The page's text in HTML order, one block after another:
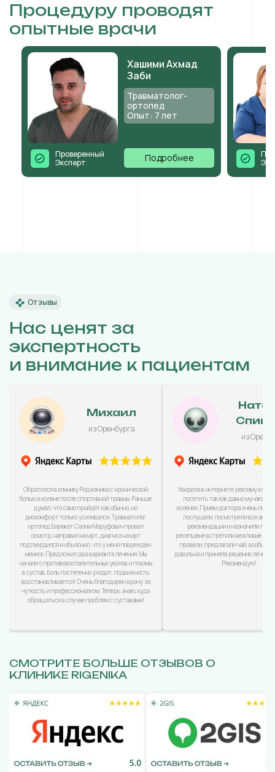
Процедуру проводят
опытные врачи
Проверенный
Эксперт
Хашими Ахмад
Заби
Травматолог-
ортопед
Опыт: 7 лет
Подробнее
Отзывы
Нас ценят за
экспертность
и внимание к пациентам
Михаил
из Оренбурга
Обратился в клинику Ридженика с хронической
болью в колене после спортивной травмы. Раньше
думал, что само пройдёт как обычно, но
дискомфорт только усиливался. Травматолог
ортопед Баракат Салим Маруфович провел
осмотр, направил на мрт, диагноз на мрт
подтвердился и объяснил, что у меня поврежден
мениск. Предложил два варианта лечения. Мы
начали с противовоспалительных уколов и плазмы
в сустав. Боль постепенно уходит, подвижность
восстановливается! Очень благодарен врачу за
чуткость и профессионализм. Теперь знаю, куда
обращаться в случае проблем с суставами!
из
Увидела в интернете рекламу
посетить так как давно мучаюсь
коленях. Прием доктора очень
послушали, посмотрели все
рекомендации и назначили
ресепшене встретили вежливые
провели, предлагали чай, вообщем
довольна и приняла решение
Рекомендую!
СМОТРИТЕ БОЛЬШЕ ОТЗЫВОВ О
КЛИНИКЕ RIGENIKA